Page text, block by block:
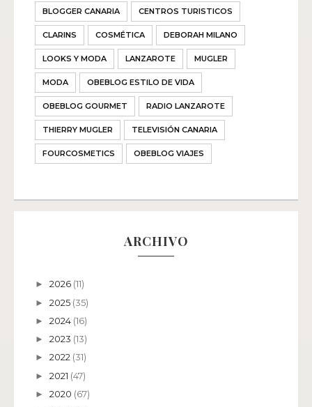
BLOGGER CANARIA CENTROS TURISTICOS
CLARINS COSMÉTICA DEBORAH MILANO
LOOKS Y MODA LANZAROTE MUGLER
MODA OBEBLOG ESTILO DE VIDA
OBEBLOG GOURMET RADIO LANZAROTE
THIERRY MUGLER TELEVISIÓN CANARIA
FOURCOSMETICS OBEBLOG VIAJES
ARCHIVO
► 2026 (11)
► 2025 (35)
► 2024 (16)
► 2023 (13)
► 2022 (31)
► 2021 (47)
► 2020 (67)